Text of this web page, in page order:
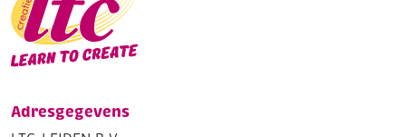
Adresgegevens